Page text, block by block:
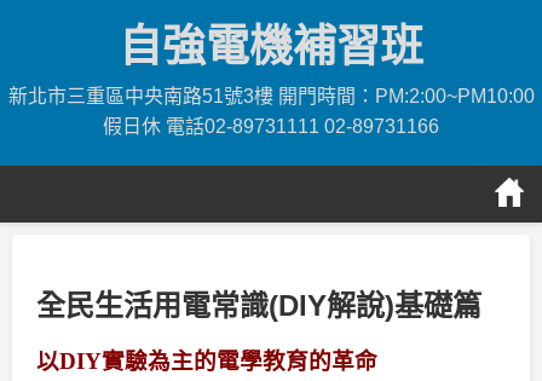
自強電機補習班
新北市三重區中央南路51號3樓 開門時間：PM:2:00~PM10:00
假日休 電話02-89731111 02-89731166
全民生活用電常識(DIY解說)基礎篇
以DIY實驗為主的電學教育的革命